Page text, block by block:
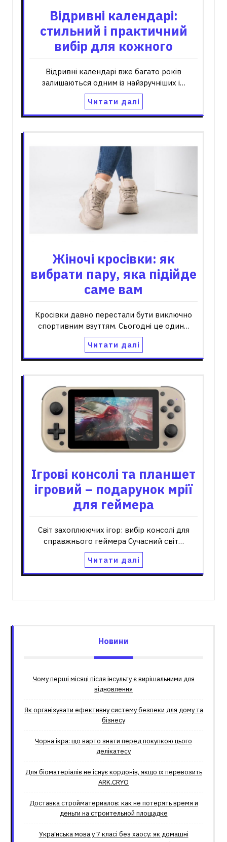
Відривні календарі:
стильний і практичний
вибір для кожного
Відривні календарі вже багато років
залишаються одним із найзручніших і…
Читати далі
Жіночі кросівки: як
вибрати пару, яка підійде
саме вам
Кросівки давно перестали бути виключно
спортивним взуттям. Сьогодні це один…
Читати далі
Ігрові консолі та планшет
ігровий – подарунок мрії
для геймера
Світ захоплюючих ігор: вибір консолі для
справжнього геймера Сучасний світ…
Читати далі
Новини
Чому перші місяці після інсульту є вирішальними для
відновлення
Як організувати ефективну систему безпеки для дому та
бізнесу
Чорна ікра: що варто знати перед покупкою цього
делікатесу
Для біоматеріалів не існує кордонів, якщо їх перевозить
ARK.CRYO
Доставка стройматериалов: как не потерять время и
деньги на строительной площадке
Українська мова у 7 класі без хаосу: як домашні